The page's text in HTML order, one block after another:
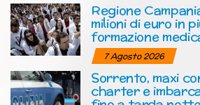
Regione
milioni di euro in
formazione
7 Agosto 2026
Sorrento, maxi
charter e